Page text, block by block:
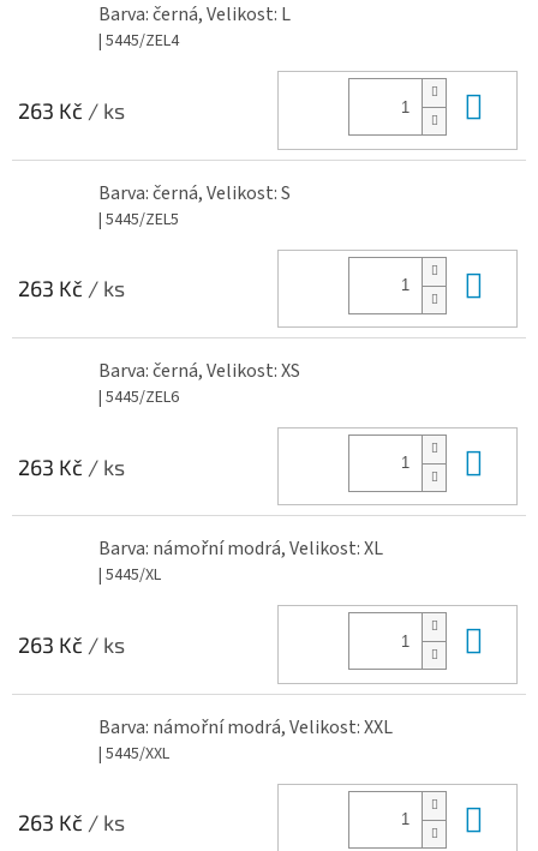
Barva: černá, Velikost: L
| 5445/ZEL4
263 Kč / ks
Barva: černá, Velikost: S
| 5445/ZEL5
263 Kč / ks
Barva: černá, Velikost: XS
| 5445/ZEL6
263 Kč / ks
Barva: námořní modrá, Velikost: XL
| 5445/XL
263 Kč / ks
Barva: námořní modrá, Velikost: XXL
| 5445/XXL
263 Kč / ks